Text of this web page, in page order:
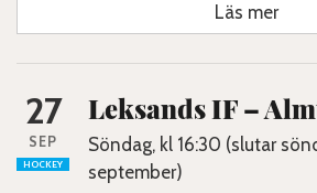
Läs mer
27
SEP
HOCKEY
Leksands IF –
Söndag, kl 16:30 (slutar
september)